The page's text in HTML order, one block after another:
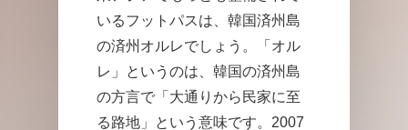
いるフットパスは、韓国済州島
の済州オルレでしょう。「オル
レ」というのは、韓国の済州島
の方言で「大通りから民家に至
る路地」という意味です。2007